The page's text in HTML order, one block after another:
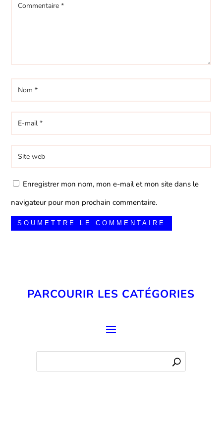
Enregistrer mon nom, mon e-mail et mon site dans le
navigateur pour mon prochain commentaire.
SOUMETTRE LE COMMENTAIRE
PARCOURIR LES CATÉGORIES